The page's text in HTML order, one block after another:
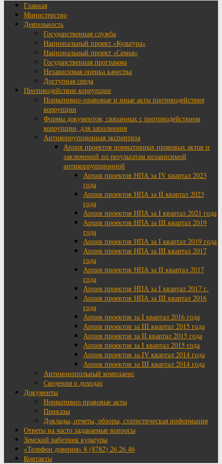
Главная
Министерство
Деятельность
Государственная служба
Национальный проект «Культура»
Национальный проект «Семья»
Государственная программа
Независимая оценка качества
Доступная среда
Противодействие коррупции
Нормативно-правовые и иные акты противодействия
коррупции
Формы документов, связанных с противодействием
коррупции, для заполнения
Антикоррупционная экспертиза
Архив проектов нормативных правовых актов и
заключений по результатам независимой
антикоррупционной
Архив проектов НПА за IV квартал 2023
года
Архив проектов НПА за II квартал 2023
года
Архив проектов НПА за I квартал 2021 года
Архив проектов НПА за III квартал 2019
года
Архив проектов НПА за I квартал 2019 года
Архив проектов НПА за III квартал 2017
года
Архив проектов НПА за II квартал 2017
года
Архив проектов НПА за I квартал 2017 г.
Архив проектов НПА за III квартал 2016
года
Архив проектов за I квартал 2016 года
Архив проектов за III квартал 2015 года
Архив проектов за II квартал 2015 года
Архив проектов за I квартал 2015 года
Архив проектов за IV квартал 2014 года
Архив проектов за III квартал 2014 года
Антимонопольный комплаенс
Сведения о доходах
Документы
Нормативно правовые акты
Приказы
Доклады, отчеты, обзоры, статистическая информация
Ответы на часто задаваемые вопросы
Земский работник культуры
«Телефон доверия» 8 (8782) 26 26 46
Контакты